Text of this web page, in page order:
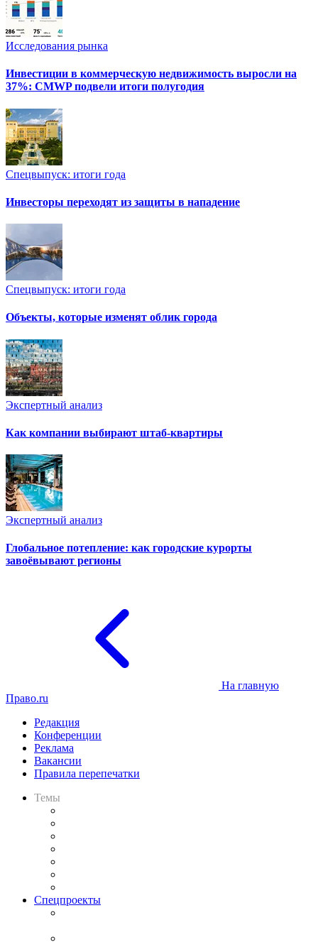
Исследования рынка
Инвестиции в коммерческую недвижимость выросли на
37%: CMWP подвели итоги полугодия
Спецвыпуск: итоги года
Инвесторы переходят из защиты в нападение
Спецвыпуск: итоги года
Объекты, которые изменят облик города
Экспертный анализ
Как компании выбирают штаб-квартиры
Экспертный анализ
Глобальное потепление: как городские курорты
завоёвывают регионы
На главную
Право.ru
Редакция
Конференции
Реклама
Вакансии
Правила перепечатки
Темы
Спецпроекты